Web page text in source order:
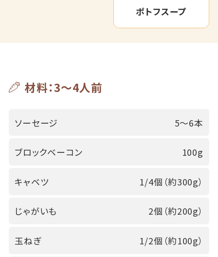
ポトフスープ
材料：3～4人前
ソーセージ 5～6本
ブロックベーコン 100g
キャベツ 1/4個（約300g）
じゃがいも 2個（約200g）
玉ねぎ 1/2個（約100g）